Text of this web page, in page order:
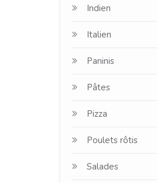
Indien
Italien
Paninis
Pâtes
Pizza
Poulets rôtis
Salades